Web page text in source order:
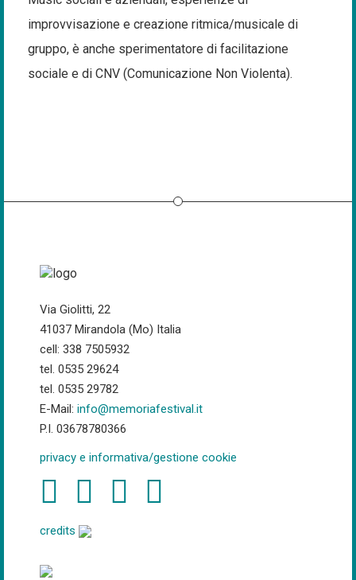
improvvisazione e creazione ritmica/musicale di
gruppo, è anche sperimentatore di facilitazione
sociale e di CNV (Comunicazione Non Violenta).
Via Giolitti, 22
41037 Mirandola (Mo) Italia
cell: 338 7505932
tel. 0535 29624
tel. 0535 29782
E-Mail: info@memoriafestival.it
P.I. 03678780366
privacy e informativa/gestione cookie
credits